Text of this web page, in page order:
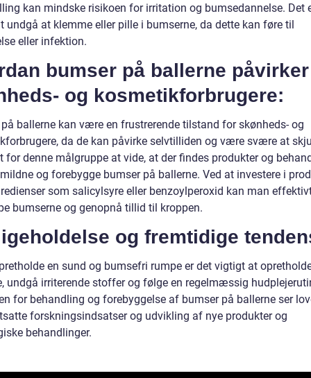
kan mindske risikoen for irritation og bumsedannelse. Det
undgå at klemme eller pille i bumserne, da dette kan føre til
eller infektion.
bumser på ballerne påvirker
og kosmetikforbrugere:
ballerne kan være en frustrerende tilstand for skønheds- og
da de kan påvirke selvtilliden og være svære at
for denne målgruppe at vide, at der findes produkter og
og forebygge bumser på ballerne. Ved at investere i
som salicylsyre eller benzoylperoxid kan man
bumserne og genopnå tillid til kroppen.
og fremtidige
en sund og bumsefri rumpe er det vigtigt at
undgå irriterende stoffer og følge en regelmæssig
for behandling og forebyggelse af bumser på ballerne ser
forskningsindsatser og udvikling af nye produkter og
behandlinger.